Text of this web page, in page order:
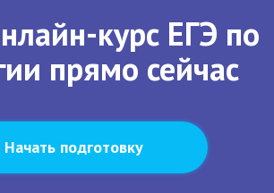
курс ЕГЭ по
прямо сейчас
Начать подготовку